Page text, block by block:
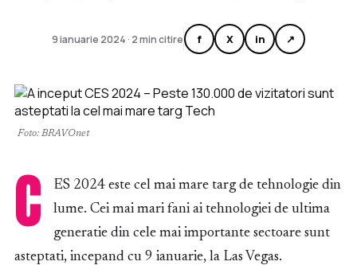
9 ianuarie 2024 · 2 min citire f X in ↗
Foto: BRAVOnet
C
ES 2024 este cel mai mare targ de tehnologie din
lume. Cei mai mari fani ai tehnologiei de ultima
generatie din cele mai importante sectoare sunt
asteptati, incepand cu 9 ianuarie, la Las Vegas.